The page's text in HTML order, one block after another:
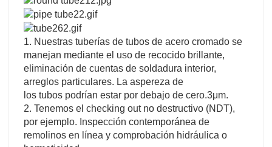
1. Nuestras tuberías de tubos de acero cromado se
manejan mediante el uso de recocido brillante,
eliminación de cuentas de soldadura interior,
arreglos particulares. La aspereza de
los tubos podrían estar por debajo de cero.3μm.
2. Tenemos el checking out no destructivo (NDT),
por ejemplo. Inspección contemporánea de
remolinos en línea y comprobación hidráulica o